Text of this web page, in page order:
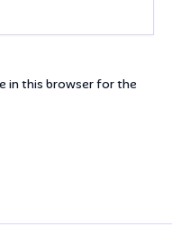
in this browser for the